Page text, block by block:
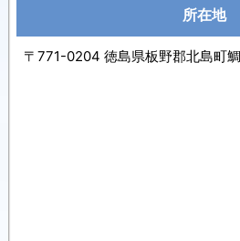
所在地
〒771-0204 徳島県板野郡北島町